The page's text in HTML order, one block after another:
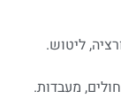
ליטוש.
מעבדות.